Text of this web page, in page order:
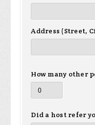
Address (Street,
How many other
Did a host refer